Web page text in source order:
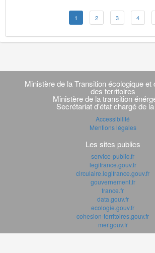
1 2 3 4
Navigation
transverse
Ministère de la Transition écologique et
des territoires
Ministère de la transition
Secrétariat d'état chargé de
Accessibilité
Mentions légales
Les sites publics
service-public.fr
legifrance.gouv.fr
circulaire.legifrance.gouv.fr
gouvernement.fr
france.fr
data.gouv.fr
ecologie.gouv.fr
cohesion-territoires.gouv.fr
mer.gouv.fr